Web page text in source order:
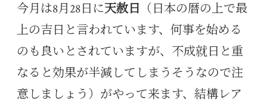
今月は8月28日に天赦日 （日本の暦の上で最
上の吉日と言われています、何事を始める
のも良いとされていますが、不成就日と重
なると効果が半減してしまうそうなので注
意しましょう）がやって来ます、結構レア